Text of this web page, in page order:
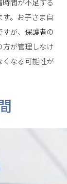
間が不足する
。お子さま自
が、保護者の
が管理しなけ
くなる可能性が